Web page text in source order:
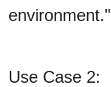
environment."
Use Case 2: